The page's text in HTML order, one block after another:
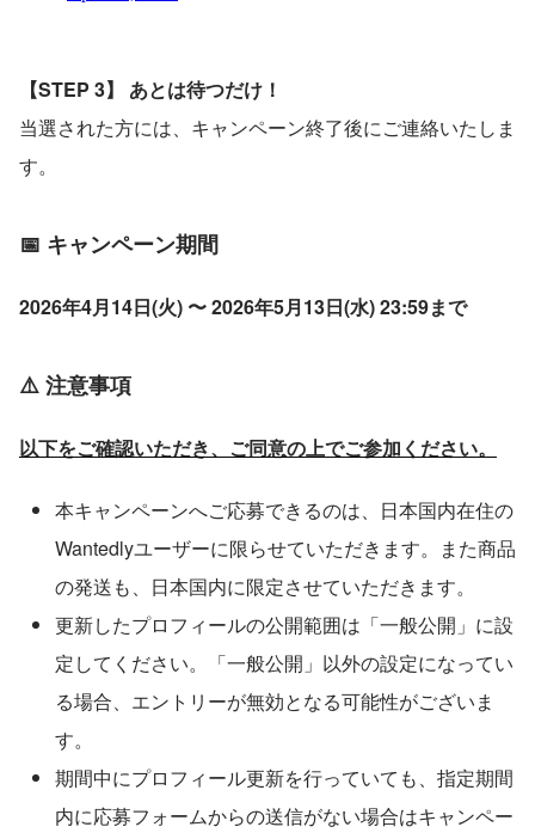
【STEP 3】 あとは待つだけ！
当選された方には、キャンペーン終了後にご連絡いたしま
す。
📅 キャンペーン期間
2026年4月14日(火) 〜 2026年5月13日(水) 23:59まで
⚠️ 注意事項
以下をご確認いただき、ご同意の上でご参加ください。
本キャンペーンへご応募できるのは、日本国内在住の
Wantedlyユーザーに限らせていただきます。また商品
の発送も、日本国内に限定させていただきます。
更新したプロフィールの公開範囲は「一般公開」に設
定してください。「一般公開」以外の設定になってい
る場合、エントリーが無効となる可能性がございま
す。
期間中にプロフィール更新を行っていても、指定期間
内に応募フォームからの送信がない場合はキャンペー